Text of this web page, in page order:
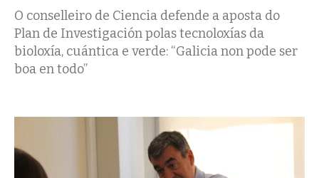
O conselleiro de Ciencia defende a aposta do
Plan de Investigación polas tecnoloxías da
bioloxía, cuántica e verde: “Galicia non pode ser
boa en todo”